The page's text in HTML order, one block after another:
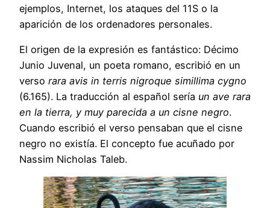
ejemplos, Internet, los ataques del 11S o la
aparición de los ordenadores personales.
El origen de la expresión es fantástico: Décimo
Junio Juvenal, un poeta romano, escribió en un
verso rara avis in terris nigroque simillima cygno
(6.165). La traducción al español sería un ave rara
en la tierra, y muy parecida a un cisne negro.
Cuando escribió el verso pensaban que el cisne
negro no existía. El concepto fue acuñado por
Nassim Nicholas Taleb.